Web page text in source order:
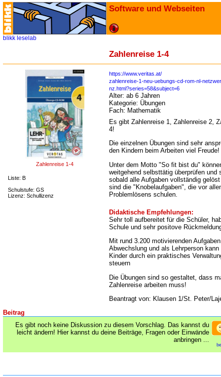
Software und Webseiten
blikk leselab
Zahlenreise 1-4
Zahlenreise 1-4
Liste: B
Schulstufe: GS
Lizenz: Schullizenz
https://www.veritas.at/
zahlenreise-1-neu-uebungs-cd-rom-nl-
nz.html?series=58&subject=6
Alter: ab 6 Jahren
Kategorie: Übungen
Fach: Mathematik
Es gibt Zahlenreise 1, Zahlenreise 2,
4!
Die einzelnen Übungen sind sehr
den Kindern beim Arbeiten viel Freude!
Unter dem Motto "So fit bist du"
weitgehend selbsttätig überprüfen und
sobald alle Aufgaben vollständig
sind die "Knobelaufgaben", die vor
Problemlösens schulen.
Didaktische Empfehlungen:
Sehr toll aufbereitet für die Schüler,
Schule und sehr positove
Mit rund 3.200 motivierenden
Abwechslung und als Lehrperson
Kinder durch ein praktisches
steuern
Die Übungen sind so gestaltet, dass
Zahlenreise arbeiten muss!
Beantragt von: Klausen 1/St. Peter/
Beitrag
Es gibt noch keine Diskussion zu diesem Vorschlag. Das kannst du
leicht ändern! Hier kannst du deine Beiträge, Fragen oder Einwände
anbringen ...